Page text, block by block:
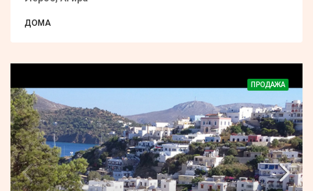
ДОМА
ПРОДАЖА